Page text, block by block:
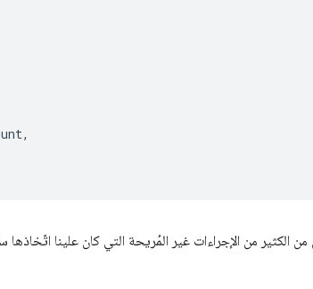
,
الكثير من الإجراءات غير المُريحة التي كان علينا